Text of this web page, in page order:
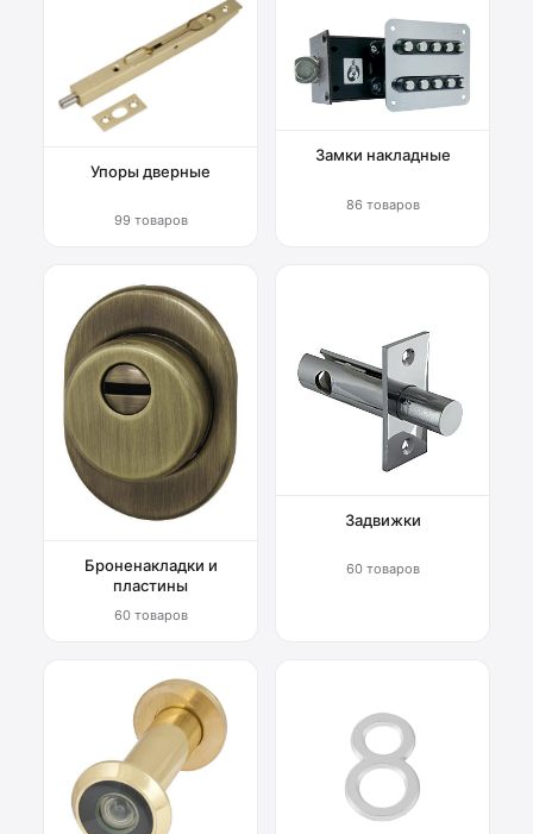
Упоры дверные
99 товаров
Замки накладные
86 товаров
Броненакладки и
пластины
60 товаров
Задвижки
60 товаров